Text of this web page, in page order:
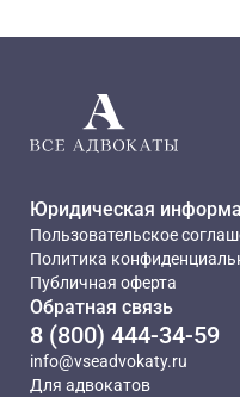
Юридическая
Пользовательское
Политика
Публичная оферта
Обратная связь
8 (800) 444-34-59
info@vseadvokaty.ru
Для адвокатов